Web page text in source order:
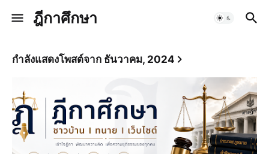
ฎีกาศึกษา
กำลังแสดงโพสต์จาก ธันวาคม, 2024